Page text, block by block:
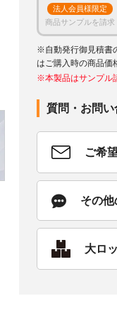
法人会員様限定
商品サンプルを請求
※自動発行御見積書
はご購入時の商品価
※本製品はサンプル
質問・お問い
ご希
その
大ロ